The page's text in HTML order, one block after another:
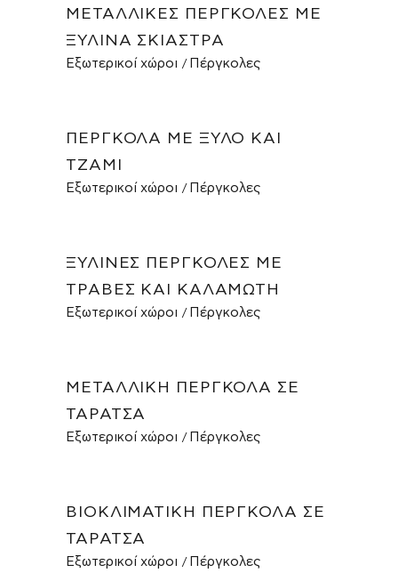
ΜΕΤΑΛΛΙΚΈΣ ΠΈΡΓΚΟΛΕΣ ΜΕ
ΞΎΛΙΝΑ ΣΚΊΑΣΤΡΑ
Εξωτερικοί χώροι Πέργκολες
ΠΈΡΓΚΟΛΑ ΜΕ ΞΎΛΟ ΚΑΙ
ΤΖΆΜΙ
Εξωτερικοί χώροι Πέργκολες
ΞΎΛΙΝΕΣ ΠΈΡΓΚΟΛΕΣ ΜΕ
ΤΡΆΒΕΣ ΚΑΙ ΚΑΛΑΜΩΤΉ
Εξωτερικοί χώροι Πέργκολες
ΜΕΤΑΛΛΙΚΉ ΠΈΡΓΚΟΛΑ ΣΕ
ΤΑΡΆΤΣΑ
Εξωτερικοί χώροι Πέργκολες
ΒΙΟΚΛΙΜΑΤΙΚΉ ΠΈΡΓΚΟΛΑ ΣΕ
ΤΑΡΆΤΣΑ
Εξωτερικοί χώροι Πέργκολες